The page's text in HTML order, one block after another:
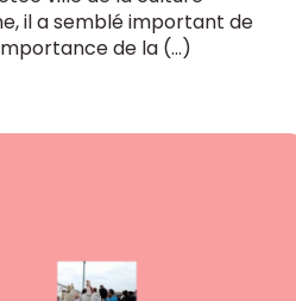
il a semblé important de
de la (…)